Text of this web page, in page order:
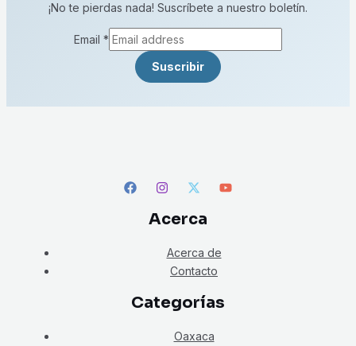
¡No te pierdas nada! Suscríbete a nuestro boletín.
Email *
Suscribir
Acerca
Acerca de
Contacto
Categorías
Oaxaca